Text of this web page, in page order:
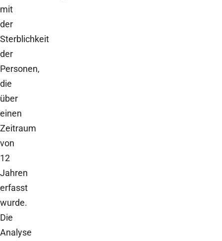
mit
der
Sterblichkeit
der
Personen,
die
über
einen
Zeitraum
von
12
Jahren
erfasst
wurde.
Die
Analyse